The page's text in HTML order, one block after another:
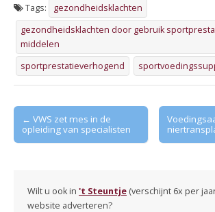
Tags:
gezondheidsklachten
gezondheidsklachten door gebruik
middelen
sportprestatieverhogend
Post
navigation
← VWS zet mes in de
opleiding van specialisten
Wilt u ook in 't Steuntje (verschijnt 6x per
website adverteren?